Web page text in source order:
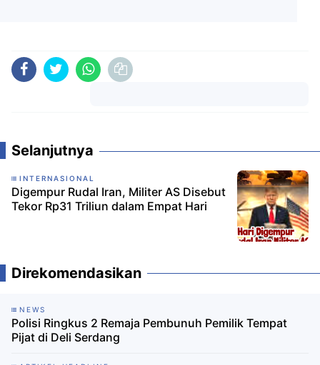
Selanjutnya
INTERNASIONAL
Digempur Rudal Iran, Militer AS Disebut
Tekor Rp31 Triliun dalam Empat Hari
Direkomendasikan
NEWS
Polisi Ringkus 2 Remaja Pembunuh Pemilik Tempat
Pijat di Deli Serdang